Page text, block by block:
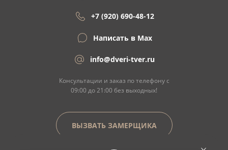
+7 (920) 690-48-12
Написать в Max
info@dveri-tver.ru
Консультации и заказ по телефону с
09:00 до 21:00 без выходных!
ВЫЗВАТЬ ЗАМЕРЩИКА